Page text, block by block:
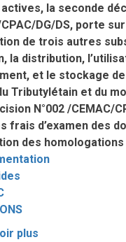
la seconde
DG/DS, porte
de trois autres
la distribution,
et le stockage de
Tributylétain et du
N°002 /CEMAC/
frais d’examen des
des
plus